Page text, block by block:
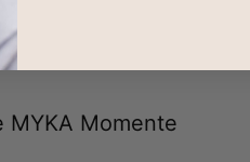
MYKA Momente